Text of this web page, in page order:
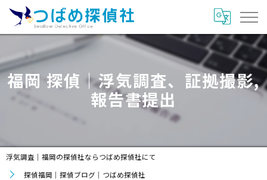
福岡 探偵｜浮気調査、証拠撮影,
報告書提出
浮気調査｜福岡の探偵社ならつばめ探偵社にて
探偵福岡｜探偵ブログ｜つばめ探偵社